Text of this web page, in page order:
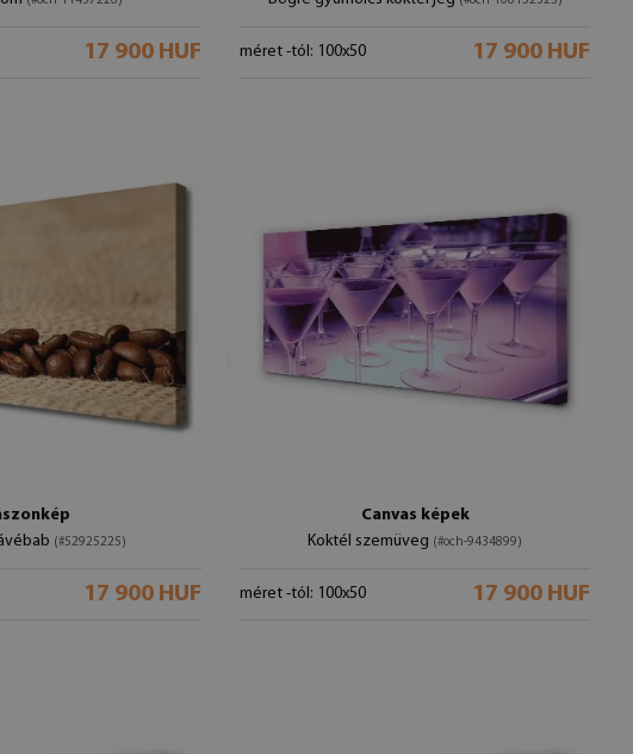
17 900 HUF méret -tól: 100x50 17 900 HUF
(#52925225)
17 900 HUF
Canvas képek
Koktél szemüveg (#och-9434899)
méret -tól: 100x50 17 900 HUF